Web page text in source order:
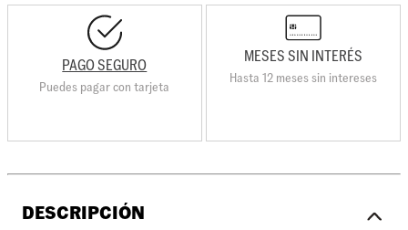
PAGO SEGURO
Puedes pagar con tarjeta
MESES SIN INTERÉS
Hasta 12 meses sin intereses
DESCRIPCIÓN